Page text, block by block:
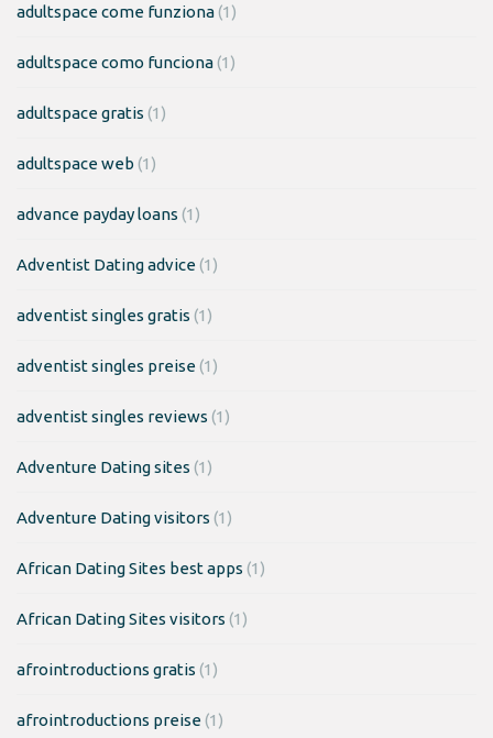
adultspace come funziona(1)
adultspace como funciona(1)
adultspace gratis (1)
adultspace web (1)
advance payday loans (1)
Adventist Dating advice(1)
adventist singles gratis (1)
adventist singles preise(1)
adventist singles reviews (1)
Adventure Dating sites (1)
Adventure Dating visitors (1)
African Dating Sites best apps (1)
African Dating Sites visitors (1)
afrointroductions gratis (1)
afrointroductions preise(1)